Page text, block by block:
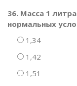
36. Масса 1
нормальных
1,34
1,42
1,51